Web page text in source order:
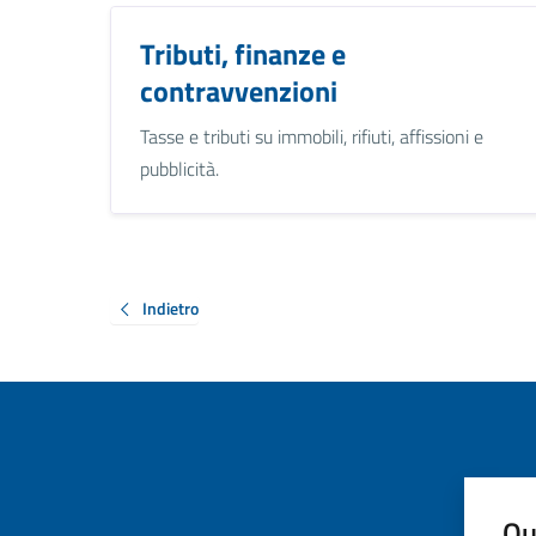
Tributi, finanze e
contravvenzioni
Tasse e tributi su immobili, rifiuti, affissioni e
pubblicità.
Indietro